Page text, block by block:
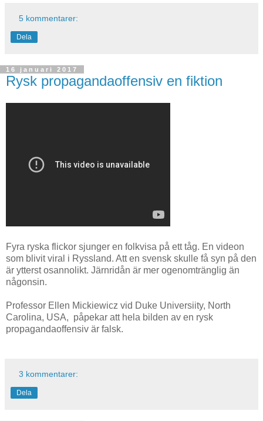
5 kommentarer:
Dela
16 januari 2017
Rysk propagandaoffensiv en fiktion
Fyra ryska flickor sjunger en folkvisa på ett tåg. En videon
som blivit viral i Ryssland. Att en svensk skulle få syn på den
är ytterst osannolikt. Järnridån är mer ogenomtränglig än
någonsin.
Professor Ellen Mickiewicz vid Duke Universiity, North
Carolina, USA, påpekar att hela bilden av en rysk
propagandaoffensiv är falsk.
3 kommentarer:
Dela